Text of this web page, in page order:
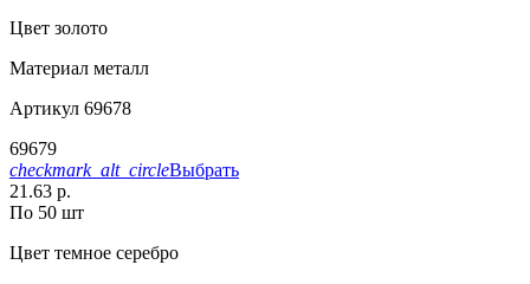
Цвет золото
Материал металл
Артикул 69678
69679
checkmark_alt_circleВыбрать
21.63 р.
По 50 шт
Цвет темное серебро